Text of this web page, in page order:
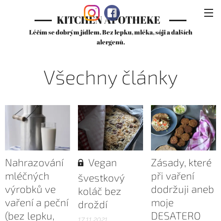
KITCHEN APOTHEKE
Léčím se dobrým jídlem. Bez lepku, mléka, sóji a dalších
alergenů.
Všechny články
Nahrazování
mléčných
výrobků ve
vaření a peční
(bez lepku,
Vegan
švestkový
koláč bez
droždí
Zásady, které
při vaření
dodržuji aneb
moje
DESATERO